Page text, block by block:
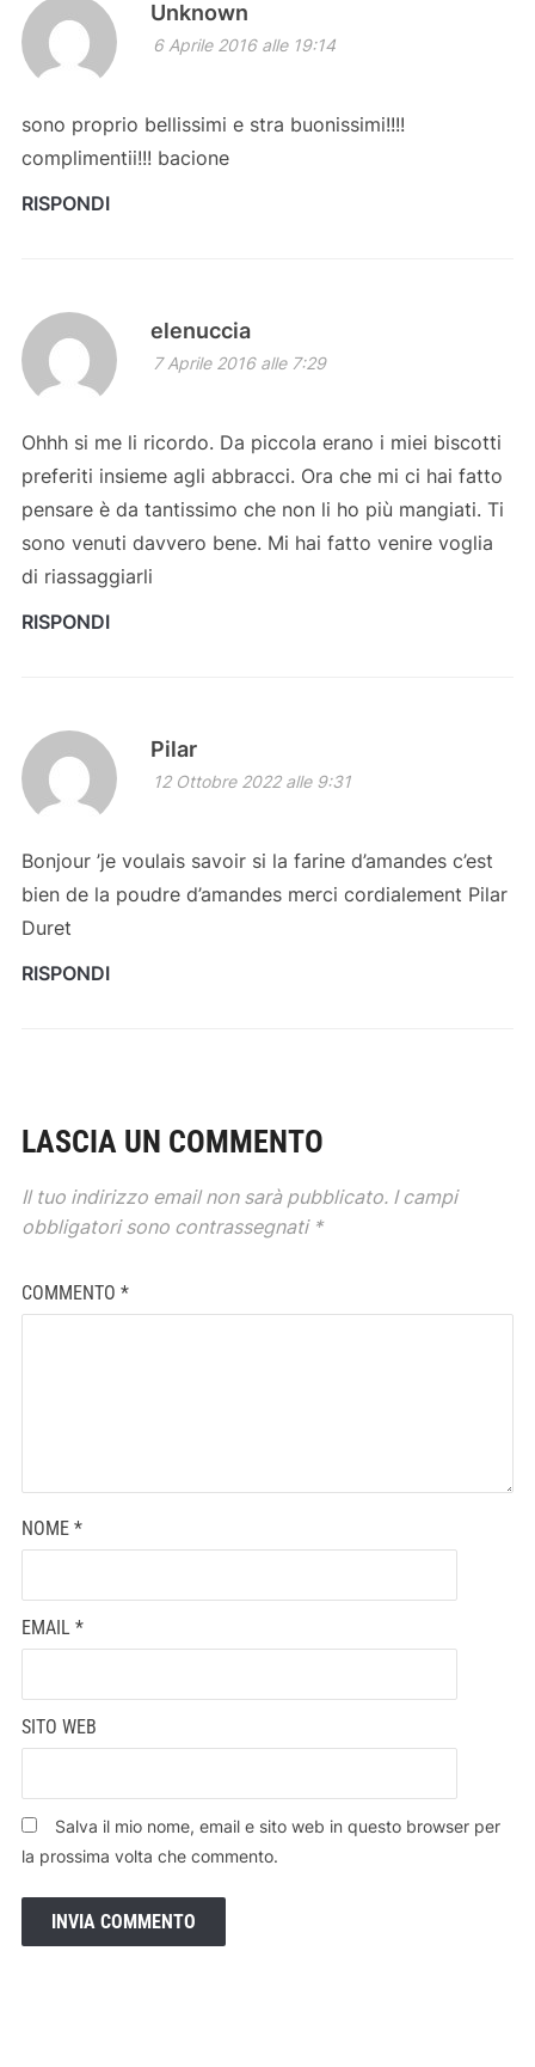
Unknown
6 Aprile 2016 alle 19:14
sono proprio bellissimi e stra buonissimi!!!!
complimentii!!! bacione
RISPONDI
elenuccia
7 Aprile 2016 alle 7:29
Ohhh si me li ricordo. Da piccola erano i miei biscotti
preferiti insieme agli abbracci. Ora che mi ci hai fatto
pensare è da tantissimo che non li ho più mangiati. Ti
sono venuti davvero bene. Mi hai fatto venire voglia
di riassaggiarli
RISPONDI
Pilar
12 Ottobre 2022 alle 9:31
Bonjour ’je voulais savoir si la farine d’amandes c’est
bien de la poudre d’amandes merci cordialement Pilar
Duret
RISPONDI
LASCIA UN COMMENTO
Il tuo indirizzo email non sarà pubblicato. I campi
obbligatori sono contrassegnati *
COMMENTO *
NOME *
EMAIL *
SITO WEB
Salva il mio nome, email e sito web in questo browser per
la prossima volta che commento.